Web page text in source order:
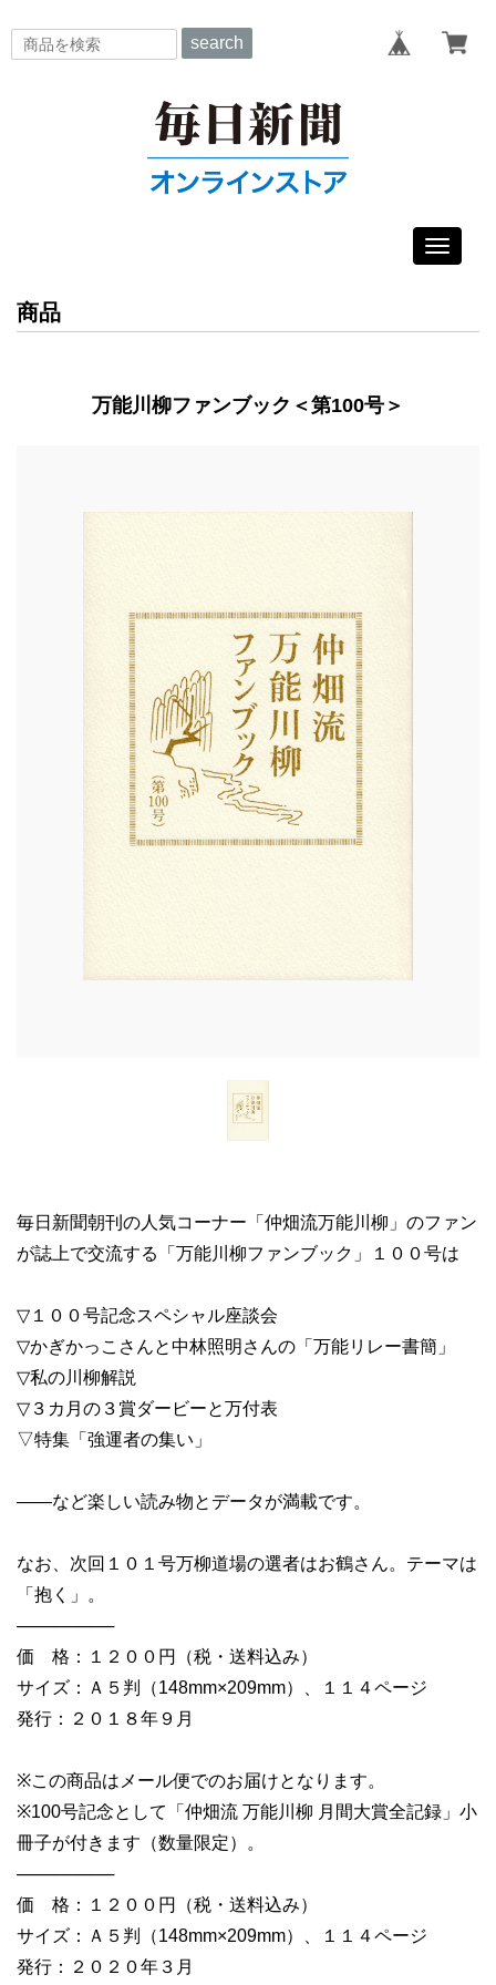
search
Toggle
商品
万能川柳ファンブック＜第100号＞
毎日新聞朝刊の人気コーナー「仲畑流万能川柳」のファン
が誌上で交流する「万能川柳ファンブック」１００号は
▽１００号記念スペシャル座談会
▽かぎかっこさんと中林照明さんの「万能リレー書簡」
▽私の川柳解説
▽３カ月の３賞ダービーと万付表
▽特集「強運者の集い」
――など楽しい読み物とデータが満載です。
なお、次回１０１号万柳道場の選者はお鶴さん。テーマは
「抱く」。
────────
価 格：１２００円（税・送料込み）
サイズ：Ａ５判（148mm×209mm）、１１４ページ
発行：２０１８年９月
※この商品はメール便でのお届けとなります。
※100号記念として「仲畑流 万能川柳 月間大賞全記録」小
冊子が付きます（数量限定）。
────────
価 格：１２００円（税・送料込み）
サイズ：Ａ５判（148mm×209mm）、１１４ページ
発行：２０２０年３月